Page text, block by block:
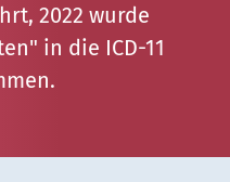
2022 wurde
in die ICD-11